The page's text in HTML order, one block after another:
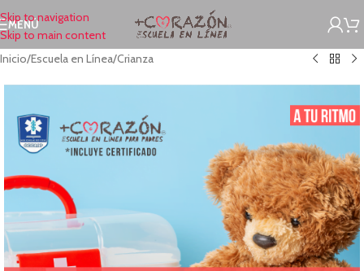
Skip to navigation
Skip to main content
MENÚ
Inicio/Escuela en Línea/Crianza